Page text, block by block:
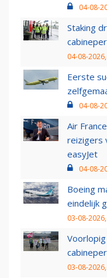
04-08-
Staking
04-08-
Eerste
04-08-
Air
reizigers
easyJet
04-08-
Boeing
eindelijk
03-08-
03-08-